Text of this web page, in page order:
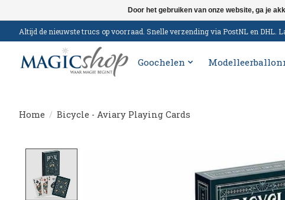
Altijd de nieuwste trucs op voorraad. Snelle verzending via PostNL en
Goochelen
Home / Bicycle - Aviary Playing Cards
Door het gebruiken van onze website, ga je